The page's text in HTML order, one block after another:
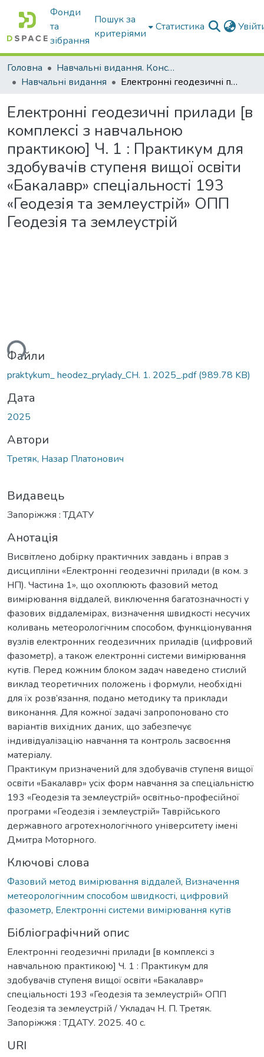
Фонди
та
зібрання
Пошук за
критеріями
Статистика
Головна
Навчальні видання. Конспекти лекцій
Навчальні видання
Електронні геодезичні прилади [в комплексі з навчальною практикою] Ч. 1 : Практикум для здобувачів ступеня вищої освіти «Бакалавр» спеціальності 193 «Геодезія та землеустрій» ОПП Геодезія та землеустрій
Електронні геодезичні прилади [в
комплексі з навчальною
практикою] Ч. 1 : Практикум для
здобувачів ступеня вищої освіти
«Бакалавр» спеціальності 193
«Геодезія та землеустрій» ОПП
Геодезія та землеустрій
Файли
praktykum_ heodez_prylady_CH. 1. 2025_.pdf(989.78 KB)
Дата
2025
Автори
Третяк, Назар Платонович
Видавець
Запоріжжя : ТДАТУ
Анотація
Висвітлено добірку практичних завдань і вправ з
дисципліни «Електронні геодезичні прилади (в ком. з
НП). Частина 1», що охоплюють фазовий метод
вимірювання віддалей, виключення багатозначності у
фазових віддалемірах, визначення швидкості несучих
коливань метеорологічним способом, функціонування
вузлів електронних геодезичних приладів (цифровий
фазометр), а також електронні системи вимірювання
кутів. Перед кожним блоком задач наведено стислий
виклад теоретичних положень і формули, необхідні
для їх розв’язання, подано методику та приклади
виконання. Для кожної задачі запропоновано сто
варіантів вихідних даних, що забезпечує
індивідуалізацію навчання та контроль засвоєння
матеріалу.
Практикум призначений для здобувачів ступеня вищої
освіти «Бакалавр» усіх форм навчання за спеціальністю
193 «Геодезія та землеустрій» освітньо‑професійної
програми «Геодезія і землеустрій» Таврійського
державного агротехнологічного університету імені
Дмитра Моторного.
Ключові слова
Фазовий метод вимірювання віддалей, Визначення
метеорологічним способом швидкості, цифровий
фазометр, Електронні системи вимірювання кутів
Бібліографічний опис
Електронні геодезичні прилади [в комплексі з
навчальною практикою] Ч. 1 : Практикум для
здобувачів ступеня вищої освіти «Бакалавр»
спеціальності 193 «Геодезія та землеустрій» ОПП
Геодезія та землеустрій / Укладач Н. П. Третяк.
Запоріжжя : ТДАТУ. 2025. 40 с.
URI